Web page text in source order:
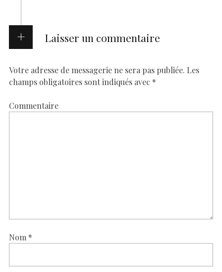
Laisser un commentaire
Votre adresse de messagerie ne sera pas publiée. Les
champs obligatoires sont indiqués avec *
Commentaire
Nom *